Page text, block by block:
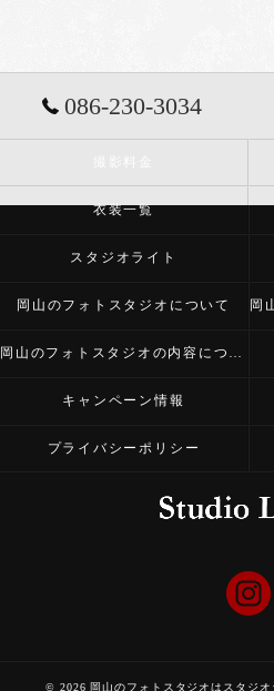
086-230-3034
衣装一覧
スタジオライト
岡山のフォトスタジオについて
岡山のフォトスタジオの内容について
キャンペーン情報
プライバシーポリシー
© 2026 岡山のフォトスタジオはスタジ